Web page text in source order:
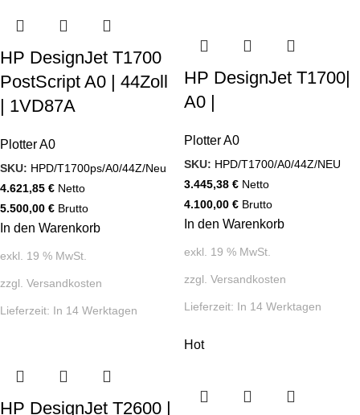
HP DesignJet T1700
PostScript A0 | 44Zoll
| 1VD87A
Plotter A0
SKU: HPD/T1700ps/A0/44Z/Neu
4.621,85 € Netto
5.500,00 € Brutto
In den Warenkorb
exkl. 19 % MwSt.
zzgl. Versandkosten
Lieferzeit: In 14 Werktagen
HP DesignJet T1700|
A0 |
Plotter A0
SKU: HPD/T1700/A0/44Z/NEU
3.445,38 € Netto
4.100,00 € Brutto
In den Warenkorb
exkl. 19 % MwSt.
zzgl. Versandkosten
Lieferzeit: In 14 Werktagen
HP DesignJet T2600 |
Hot